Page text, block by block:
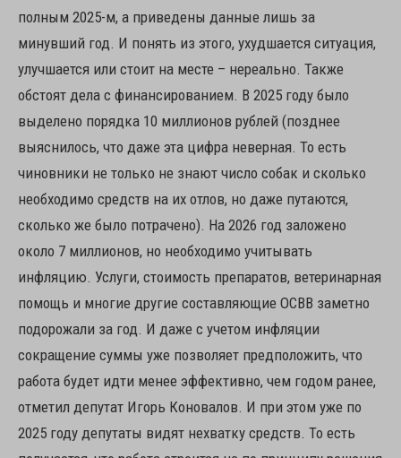
полным 2025-м, а приведены данные лишь за
минувший год. И понять из этого, ухудшается ситуация,
улучшается или стоит на месте – нереально. Также
обстоят дела с финансированием. В 2025 году было
выделено порядка 10 миллионов рублей (позднее
выяснилось, что даже эта цифра неверная. То есть
чиновники не только не знают число собак и сколько
необходимо средств на их отлов, но даже путаются,
сколько же было потрачено). На 2026 год заложено
около 7 миллионов, но необходимо учитывать
инфляцию. Услуги, стоимость препаратов, ветеринарная
помощь и многие другие составляющие ОСВВ заметно
подорожали за год. И даже с учетом инфляции
сокращение суммы уже позволяет предположить, что
работа будет идти менее эффективно, чем годом ранее,
отметил депутат Игорь Коновалов. И при этом уже по
2025 году депутаты видят нехватку средств. То есть